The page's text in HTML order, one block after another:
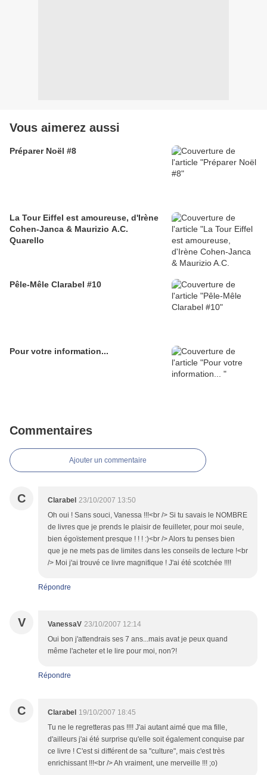
Vous aimerez aussi
Préparer Noël #8
La Tour Eiffel est amoureuse, d'Irène
Cohen-Janca & Maurizio A.C.
Quarello
Pêle-Mêle Clarabel #10
Pour votre information...
Commentaires
Ajouter un commentaire
C Clarabel 23/10/2007 13:50
Oh oui ! Sans souci, Vanessa !!!<br /> Si tu savais le NOMBRE
de livres que je prends le plaisir de feuilleter, pour moi seule,
bien égoïstement presque ! ! ! :)<br /> Alors tu penses bien
que je ne mets pas de limites dans les conseils de lecture !<br
/> Moi j'ai trouvé ce livre magnifique ! J'ai été scotchée !!!!
Répondre
V VanessaV 23/10/2007 12:14
Oui bon j'attendrais ses 7 ans...mais avat je peux quand
même l'acheter et le lire pour moi, non?!
Répondre
C Clarabel 19/10/2007 18:45
Tu ne le regretteras pas !!!! J'ai autant aimé que ma fille,
d'ailleurs j'ai été surprise qu'elle soit également conquise par
ce livre ! C'est si différent de sa "culture", mais c'est très
enrichissant !!!<br /> Ah vraiment, une merveille !!! ;o)